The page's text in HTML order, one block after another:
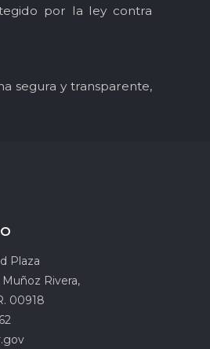
por la ley contra
segura y transparente,
Plaza
Rivera,
00918